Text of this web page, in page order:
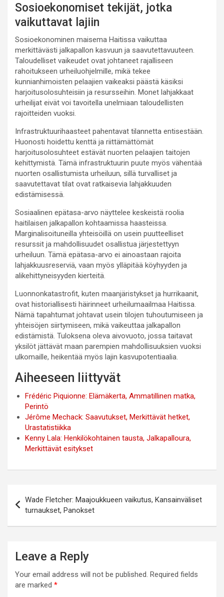
Sosioekonomiset tekijät, jotka
vaikuttavat lajiin
Sosioekonominen maisema Haitissa vaikuttaa
merkittävästi jalkapallon kasvuun ja saavutettavuuteen.
Taloudelliset vaikeudet ovat johtaneet rajalliseen
rahoitukseen urheiluohjelmille, mikä tekee
kunnianhimoisten pelaajien vaikeaksi päästä käsiksi
harjoitusolosuhteisiin ja resursseihin. Monet lahjakkaat
urheilijat eivät voi tavoitella unelmiaan taloudellisten
rajoitteiden vuoksi.
Infrastruktuurihaasteet pahentavat tilannetta entisestään.
Huonosti hoidettu kenttä ja riittämättömät
harjoitusolosuhteet estävät nuorten pelaajien taitojen
kehittymistä. Tämä infrastruktuurin puute myös vähentää
nuorten osallistumista urheiluun, sillä turvalliset ja
saavutettavat tilat ovat ratkaisevia lahjakkuuden
edistämisessä.
Sosiaalinen epätasa-arvo näyttelee keskeistä roolia
haitilaisen jalkapallon kohtaamissa haasteissa.
Marginalisoituneilla yhteisöillä on usein puutteelliset
resurssit ja mahdollisuudet osallistua järjestettyyn
urheiluun. Tämä epätasa-arvo ei ainoastaan rajoita
lahjakkuusreserviä, vaan myös ylläpitää köyhyyden ja
alikehittyneisyyden kierteitä.
Luonnonkatastrofit, kuten maanjäristykset ja hurrikaanit,
ovat historiallisesti häirinneet urheilumaailmaa Haitissa.
Nämä tapahtumat johtavat usein tilojen tuhoutumiseen ja
yhteisöjen siirtymiseen, mikä vaikeuttaa jalkapallon
edistämistä. Tuloksena oleva aivovuoto, jossa taitavat
yksilöt jättävät maan parempien mahdollisuuksien vuoksi
ulkomaille, heikentää myös lajin kasvupotentiaalia.
Aiheeseen liittyvät
Frédéric Piquionne: Elämäkerta, Ammatillinen matka,
Perintö
Jérôme Mechack: Saavutukset, Merkittävät hetket,
Urastatistiikka
Kenny Lala: Henkilökohtainen tausta, Jalkapalloura,
Merkittävät esitykset
navigation
Wade Fletcher: Maajoukkueen vaikutus, Kansainväliset
turnaukset, Panokset
Leave a Reply
Your email address will not be published. Required fields
are marked *